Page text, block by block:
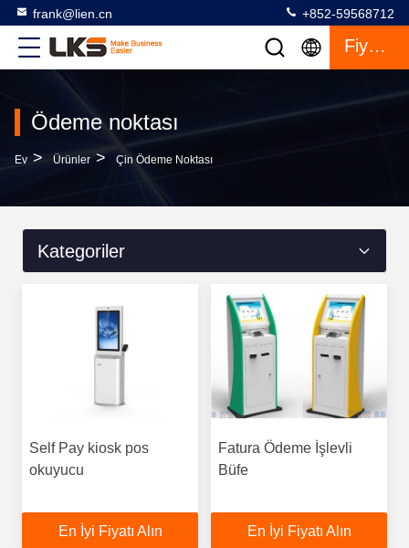
frank@lien.cn +852-59568712
Fiyat Teklifi
Ödeme noktası
Ev > Ürünler > Çin Ödeme Noktası
Kategoriler
Self Pay kiosk pos
okuyucu
En İyi Fiyatı Alın
Fatura Ödeme İşlevli
Büfe
En İyi Fiyatı Alın